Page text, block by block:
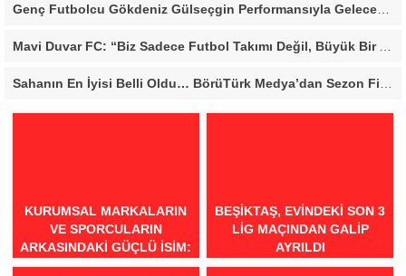
Genç Futbolcu Gökdeniz Gülseçgin Performansıyla Geleceğe Göz Kırptı!
KURUMSAL MARKALARIN
VE SPORCULARIN
ARKASINDAKI GÜÇLÜ İSIM:
COACH İDA DORUK
BEŞIKTAŞ, EVINDEKI SON 3
LIG MAÇINDAN GALIP
AYRILDI